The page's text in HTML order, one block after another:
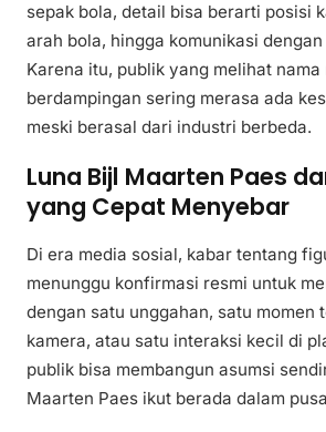
sepak bola, detail bisa berarti posisi
arah bola, hingga komunikasi
Karena itu, publik yang melihat nama
berdampingan sering merasa ada
meski berasal dari industri berbeda.
Luna Bijl Maarten Paes
yang Cepat Menyebar
Di era media sosial, kabar tentang
menunggu konfirmasi resmi untuk
dengan satu unggahan, satu momen
kamera, atau satu interaksi kecil di
publik bisa membangun asumsi
Maarten Paes ikut berada dalam